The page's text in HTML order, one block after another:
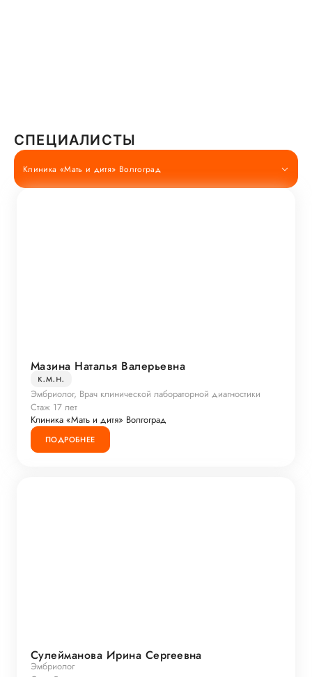
СПЕЦИАЛИСТЫ
Клиника «Мать и дитя» Волгоград
Мазина Наталья Валерьевна
к.м.н.
Эмбриолог, Врач клинической лабораторной диагностики
Стаж 17 лет
Клиника «Мать и дитя» Волгоград
ПОДРОБНЕЕ
Сулейманова Ирина Сергеевна
Эмбриолог